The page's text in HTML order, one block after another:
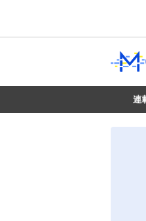
連